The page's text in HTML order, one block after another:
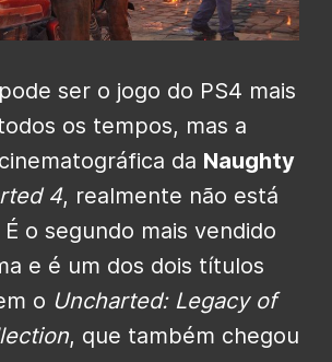
ser o jogo do PS4 mais
os tempos, mas a
da Naughty
4, realmente não está
o segundo mais vendido
e é um dos dois títulos
o Uncharted: Legacy of
, que também chegou